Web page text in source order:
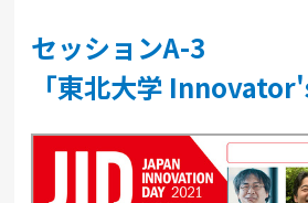
セッションA-3
「東北大学